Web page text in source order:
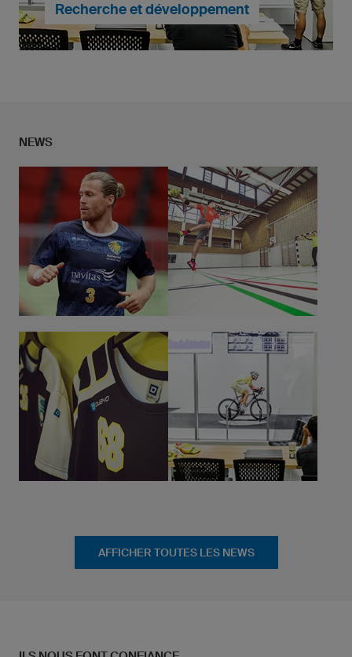
Recherche et développement
vêtements techniques performants pour les sportifs
amateurs et professionnels.En savoir plus.
NEWS
AFFICHER TOUTES LES NEWS